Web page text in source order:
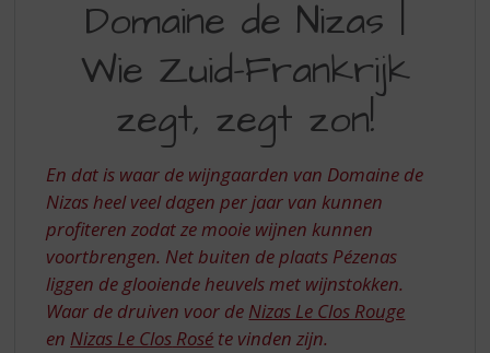
NIZAS
ZUID-
FRANKRIJK
ZEGT
ZEGT
ZON
Domaine de Nizas |
Wie Zuid-Frankrijk
zegt, zegt zon!
En dat is waar de wijngaarden van Domaine de
Nizas heel veel dagen per jaar van kunnen
profiteren zodat ze mooie wijnen kunnen
voortbrengen. Net buiten de plaats Pézenas
liggen de glooiende heuvels met wijnstokken.
Waar de druiven voor de Nizas Le Clos Rouge
en Nizas Le Clos Rosé te vinden zijn.